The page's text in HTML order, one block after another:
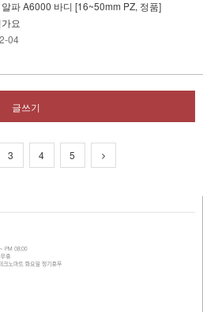
파 A6000 바디 [16~50mm PZ, 정품]
요
04
글쓰기
3 4 5